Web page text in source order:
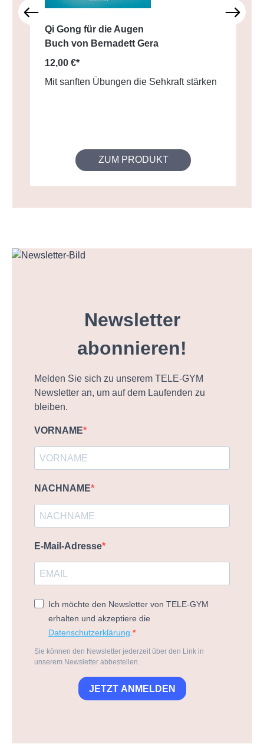
Qi Gong für die Augen
Buch von Bernadett Gera
12,00 €*
Mit sanften Übungen die Sehkraft stärken
ZUM PRODUKT
Newsletter
abonnieren!
Melden Sie sich zu unserem TELE-GYM
Newsletter an, um auf dem Laufenden zu
bleiben.
VORNAME
NACHNAME
E-Mail-Adresse
Ich möchte den Newsletter von TELE-GYM
erhalten und akzeptiere die
Datenschutzerklärung.
Sie können den Newsletter jederzeit über den Link in
unserem Newsletter abbestellen.
JETZT ANMELDEN